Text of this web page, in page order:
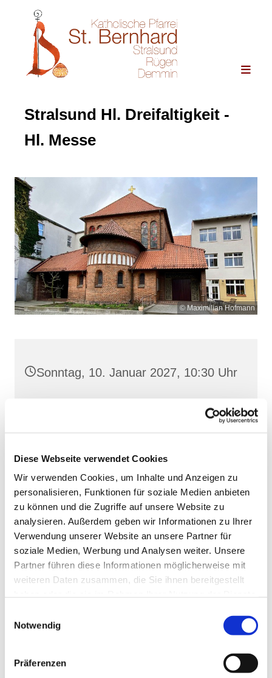
Diese Webseite verwendet Cookies
Wir verwenden Cookies, um Inhalte und Anzeigen zu
personalisieren, Funktionen für soziale Medien anbieten
zu können und die Zugriffe auf unsere Website zu
analysieren. Außerdem geben wir Informationen zu Ihrer
Verwendung unserer Website an unsere Partner für
soziale Medien, Werbung und Analysen weiter. Unsere
Partner führen diese Informationen möglicherweise mit
weiteren Daten zusammen, die Sie ihnen bereitgestellt
Notwendig
Präferenzen
Stralsund Hl. Dreifaltigkeit -
Hl. Messe
© Maximilian Hofmann
Sonntag, 10. Januar 2027, 10:30 Uhr